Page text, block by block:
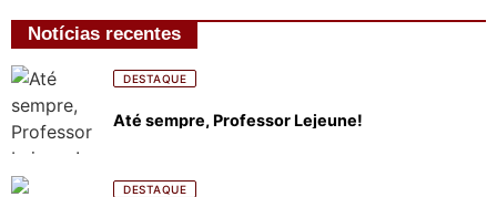
Notícias recentes
DESTAQUE
Até sempre, Professor Lejeune!
DESTAQUE